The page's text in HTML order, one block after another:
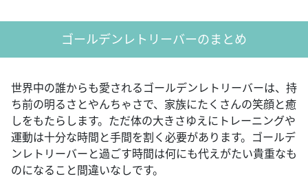
ゴールデンレトリーバーのまとめ
世界中の誰からも愛されるゴールデンレトリーバーは、持
ち前の明るさとやんちゃさで、家族にたくさんの笑顔と癒
しをもたらします。ただ体の大きさゆえにトレーニングや
運動は十分な時間と手間を割く必要があります。ゴールデ
ンレトリーバーと過ごす時間は何にも代えがたい貴重なも
のになること間違いなしです。